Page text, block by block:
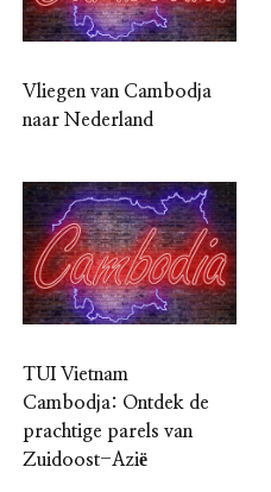
Vliegen van Cambodja
naar Nederland
TUI Vietnam
Cambodja: Ontdek de
prachtige parels van
Zuidoost-Azië